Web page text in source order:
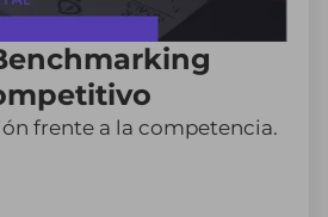
frente a la competencia.